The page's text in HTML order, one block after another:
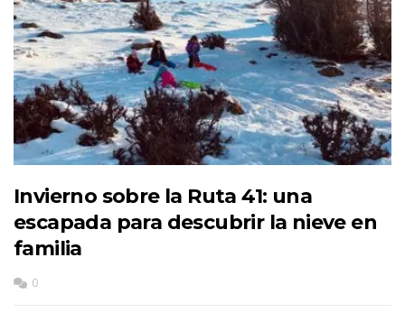
Invierno sobre la Ruta 41: una
escapada para descubrir la nieve en
familia
0